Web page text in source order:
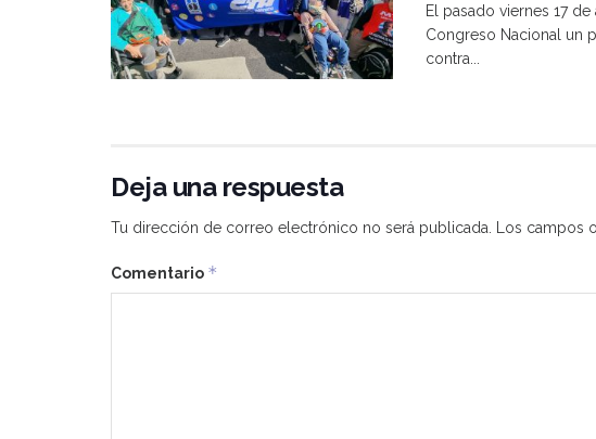
El pasado viernes 17
Congreso Nacional un
contra...
Deja una respuesta
Tu dirección de correo electrónico no será publicada. Los campos
Comentario *